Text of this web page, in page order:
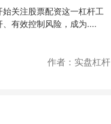
关注股票配资这一杠杆工
有效控制风险，成为....
作者：实盘杠杆